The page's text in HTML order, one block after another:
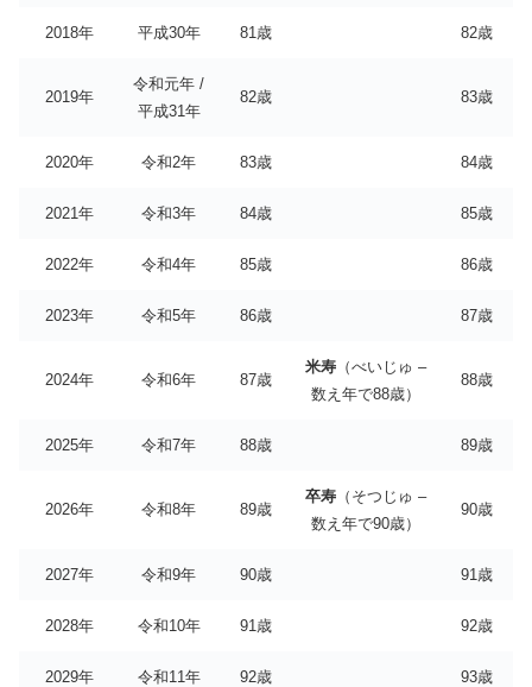
2018年 平成30年 81歳 82歳
2019年
令和元年 /
平成31年
82歳 83歳
2020年 令和2年 83歳 84歳
2021年 令和3年 84歳 85歳
2022年 令和4年 85歳 86歳
2023年 令和5年 86歳 87歳
2024年 令和6年 87歳
米寿 （べいじゅ –
数え年で88歳）
88歳
2025年 令和7年 88歳 89歳
2026年 令和8年 89歳
卒寿 （そつじゅ –
数え年で90歳）
90歳
2027年 令和9年 90歳 91歳
2028年 令和10年 91歳 92歳
2029年 令和11年 92歳 93歳